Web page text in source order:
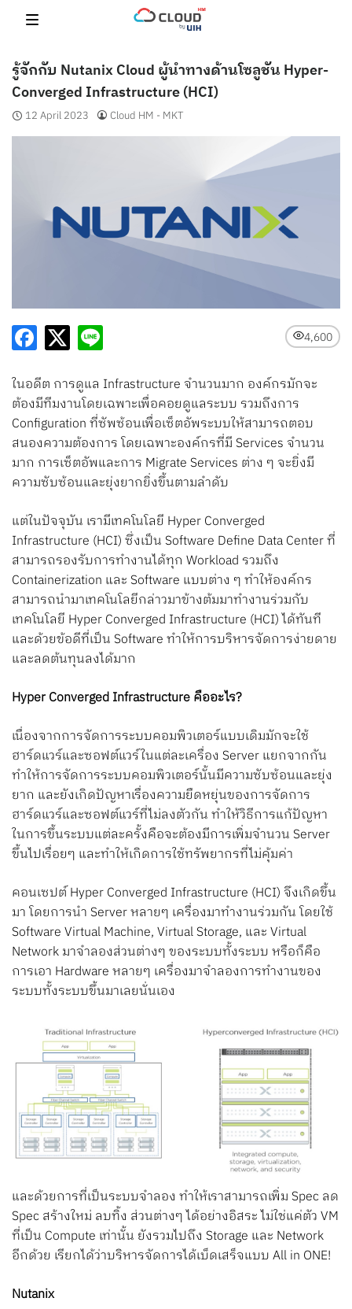
for:
รู้จักกับ Nutanix Cloud ผู้นำทางด้านโซลูชัน Hyper-
Converged Infrastructure (HCI)
12 April 2023 Cloud HM - MKT
4,600
ในอดีต การดูแล Infrastructure จำนวนมาก องค์กรมักจะ
ต้องมีทีมงานโดยเฉพาะเพื่อคอยดูแลระบบ รวมถึงการ
Configuration ที่ซัพซ้อนเพื่อเซ็ตอัพระบบให้สามารถตอบ
สนองความต้องการ โดยเฉพาะองค์กรที่มี Services จำนวน
มาก การเซ็ตอัพและการ Migrate Services ต่าง ๆ จะยิ่งมี
ความซับซ้อนและยุ่งยากยิ่งขึ้นตามลำดับ
แต่ในปัจจุบัน เรามีเทคโนโลยี Hyper Converged
Infrastructure (HCI) ซึ่งเป็น Software Define Data Center ที่
สามารถรองรับการทำงานได้ทุก Workload รวมถึง
Containerization และ Software แบบต่าง ๆ ทำให้องค์กร
สามารถนำมาเทคโนโลยีกล่าวมาข้างต้มมาทำงานร่วมกับ
เทคโนโลยี Hyper Converged Infrastructure (HCI) ได้ทันที
และด้วยข้อดีที่เป็น Software ทำให้การบริหารจัดการง่ายดาย
และลดต้นทุนลงได้มาก
Hyper Converged Infrastructure คืออะไร?
เนื่องจากการจัดการระบบคอมพิวเตอร์แบบเดิมมักจะใช้
ฮาร์ดแวร์และซอฟต์แวร์ในแต่ละเครื่อง Server แยกจากกัน
ทำให้การจัดการระบบคอมพิวเตอร์นั้นมีความซับซ้อนและยุ่ง
ยาก และยังเกิดปัญหาเรื่องความยืดหยุ่นของการจัดการ
ฮาร์ดแวร์และซอฟต์แวร์ที่ไม่ลงตัวกัน ทำให้วิธีการแก้ปัญหา
ในการขึ้นระบบแต่ละครั้งคือจะต้องมีการเพิ่มจำนวน Server
ขึ้นไปเรื่อยๆ และทำให้เกิดการใช้ทรัพยากรที่ไม่คุ้มค่า
คอนเซปต์ Hyper Converged Infrastructure (HCI) จึงเกิดขึ้น
มา โดยการนำ Server หลายๆ เครื่องมาทำงานร่วมกัน โดยใช้
Software Virtual Machine, Virtual Storage, และ Virtual
Network มาจำลองส่วนต่างๆ ของระบบทั้งระบบ หรือก็คือ
การเอา Hardware หลายๆ เครื่องมาจำลองการทำงานของ
ระบบทั้งระบบขึ้นมาเลยนั่นเอง
และด้วยการที่เป็นระบบจำลอง ทำให้เราสามารถเพิ่ม Spec ลด
Spec สร้างใหม่ ลบทิ้ง ส่วนต่างๆ ได้อย่างอิสระ ไม่ใช่แค่ตัว VM
ที่เป็น Compute เท่านั้น ยังรวมไปถึง Storage และ Network
อีกด้วย เรียกได้ว่าบริหารจัดการได้เบ็ดเสร็จแบบ All in ONE!
Nutanix